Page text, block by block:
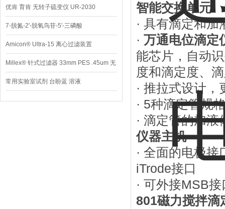
优肯 育肯 无转子硫变仪 UR-2030
7-脱氮-2′-脱氧鸟苷-5′-三磷酸
Amicon® Ultra-15 离心过滤装置
Millex® 针式过滤器 33mm PES .45um 无
菌
常用实验室试剂 台盼蓝 溶液
智能交换单元
· 具有滴定和加
· 万通电位滴定
能芯片，自动
度和滴定度、
· 推拉式设计
· 5种滴定管规
· 滴定管的加
仪器主机
· 全面的电极
iTrode接口
· 可外接MSB
801磁力搅拌滴